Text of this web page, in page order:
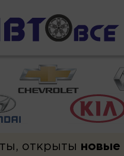
открыты новые